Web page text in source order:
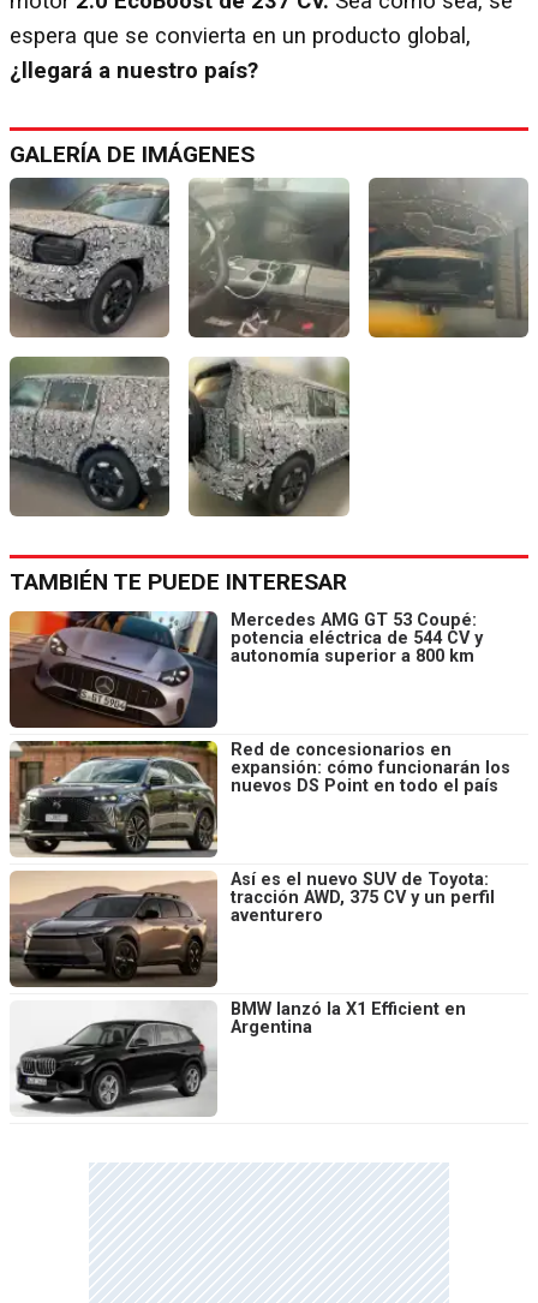
espera que se convierta en un producto global,
¿llegará a nuestro país?
GALERÍA DE IMÁGENES
TAMBIÉN TE PUEDE INTERESAR
Mercedes AMG GT 53 Coupé:
potencia eléctrica de 544 CV y
autonomía superior a 800 km
Red de concesionarios en
expansión: cómo funcionarán los
nuevos DS Point en todo el país
Así es el nuevo SUV de Toyota:
tracción AWD, 375 CV y un perfil
aventurero
BMW lanzó la X1 Efficient en
Argentina